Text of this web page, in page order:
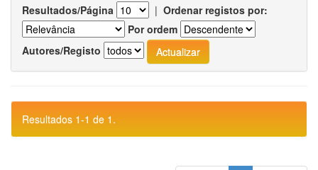
Resultados/Página | Ordenar registos por:
Por ordem
Autores/Registo
Resultados 1-1 de 1.